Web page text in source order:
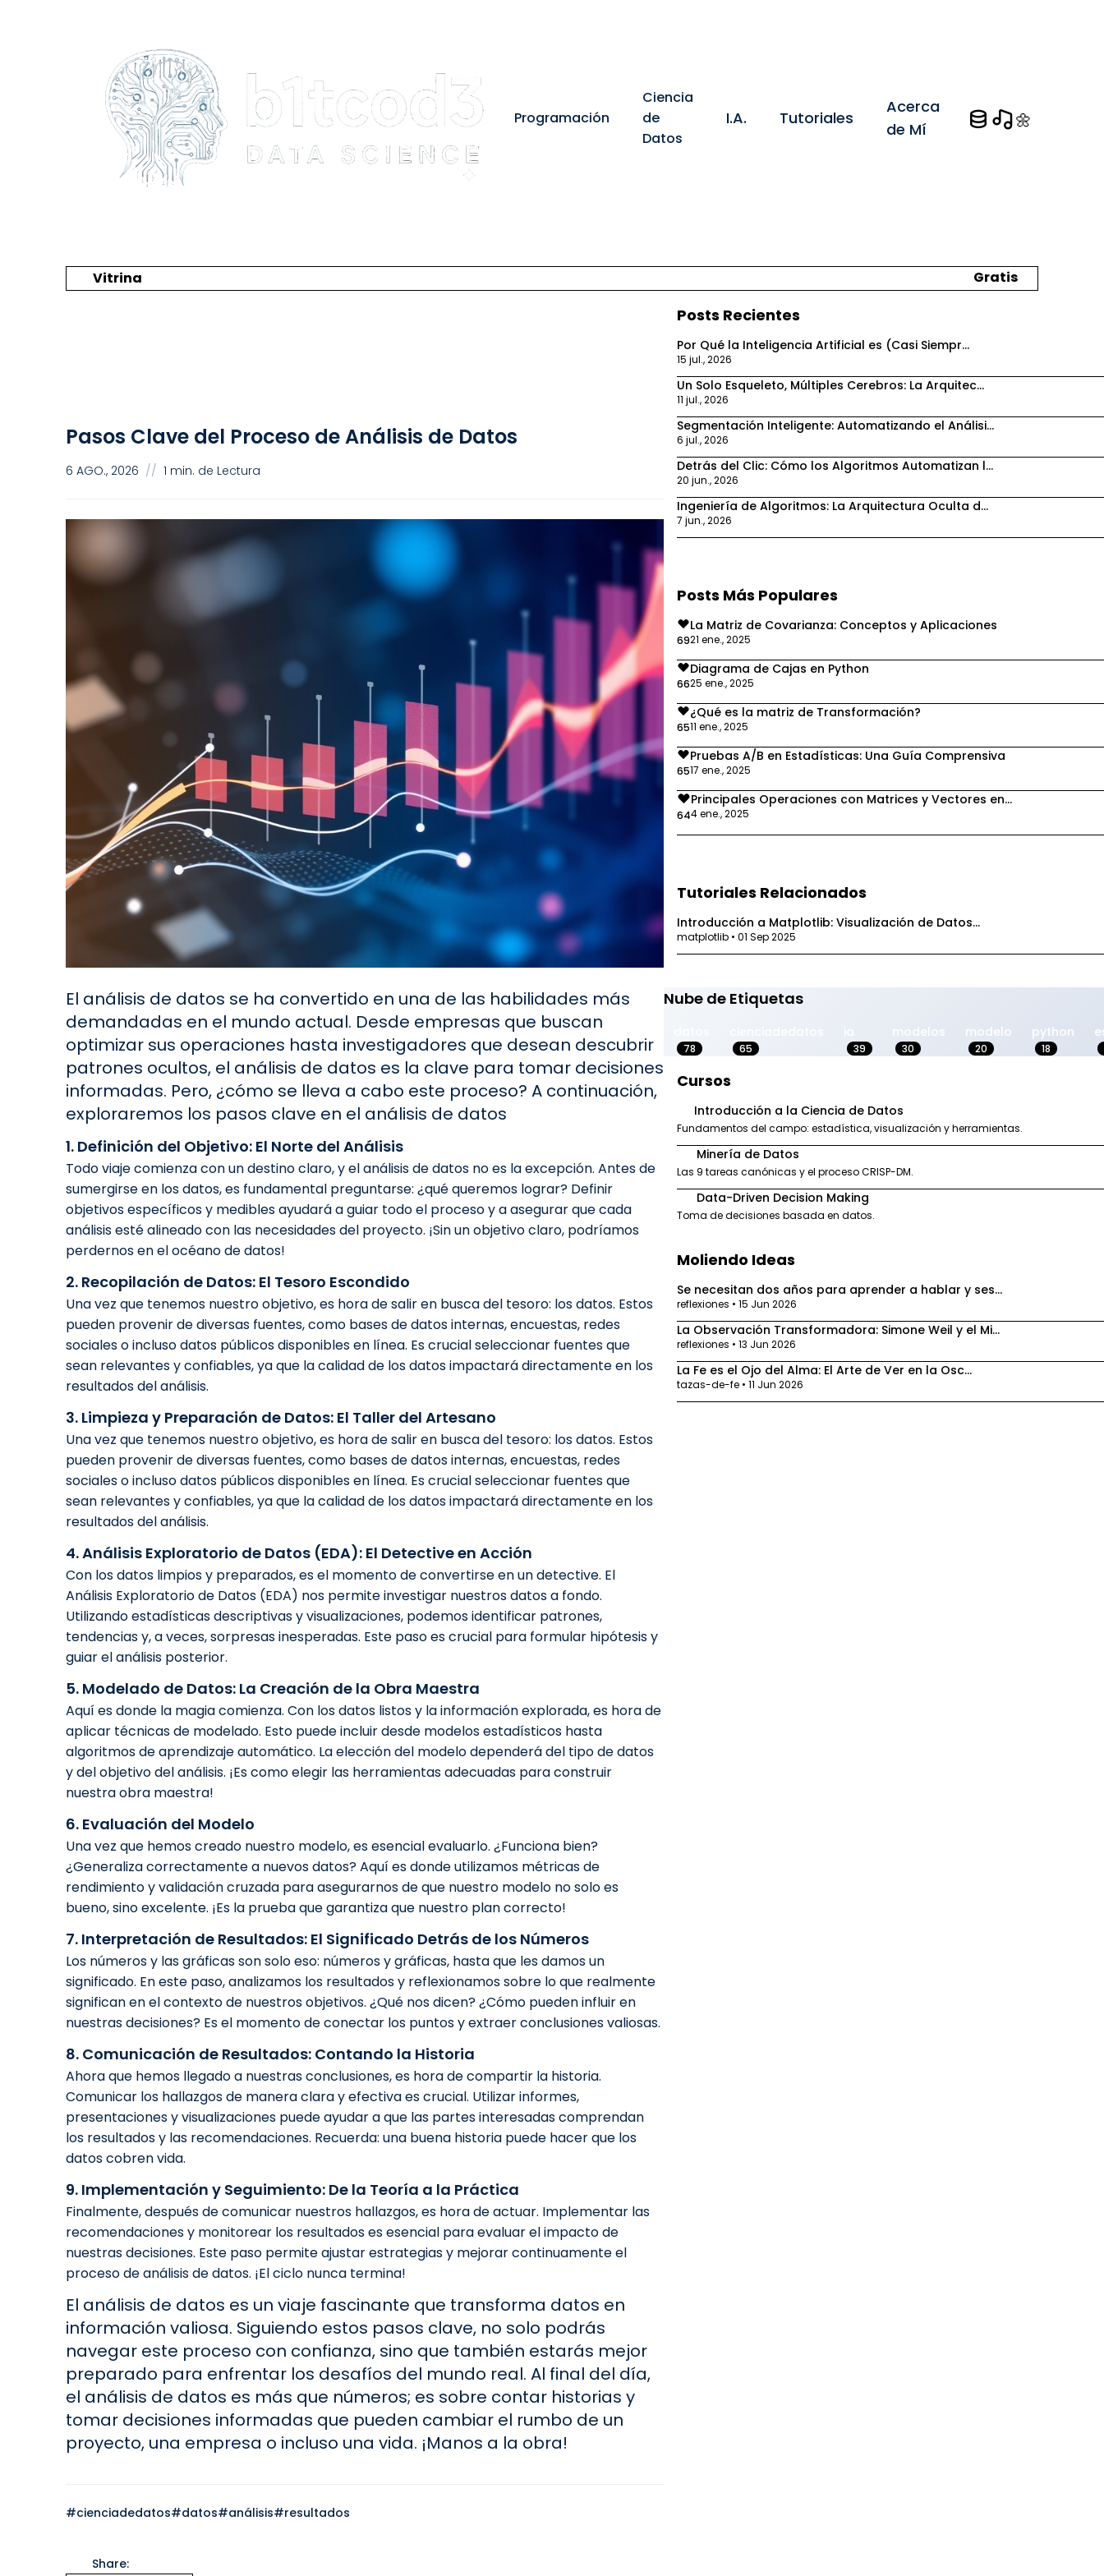
Programación
Ciencia
de
Datos
I.A. Tutoriales
Acerca
de Mí
🌼
Vitrina Gratis
Pasos Clave del Proceso de Análisis de Datos
6 AGO., 2026 // 1 min. de Lectura
El análisis de datos se ha convertido en una de las habilidades más
demandadas en el mundo actual. Desde empresas que buscan
optimizar sus operaciones hasta investigadores que desean descubrir
patrones ocultos, el análisis de datos es la clave para tomar decisiones
informadas. Pero, ¿cómo se lleva a cabo este proceso? A continuación,
exploraremos los pasos clave en el análisis de datos
1. Definición del Objetivo: El Norte del Análisis
Todo viaje comienza con un destino claro, y el análisis de datos no es la excepción. Antes de
sumergirse en los datos, es fundamental preguntarse: ¿qué queremos lograr? Definir
objetivos específicos y medibles ayudará a guiar todo el proceso y a asegurar que cada
análisis esté alineado con las necesidades del proyecto. ¡Sin un objetivo claro, podríamos
perdernos en el océano de datos!
2. Recopilación de Datos: El Tesoro Escondido
Una vez que tenemos nuestro objetivo, es hora de salir en busca del tesoro: los datos. Estos
pueden provenir de diversas fuentes, como bases de datos internas, encuestas, redes
sociales o incluso datos públicos disponibles en línea. Es crucial seleccionar fuentes que
sean relevantes y confiables, ya que la calidad de los datos impactará directamente en los
resultados del análisis.
3. Limpieza y Preparación de Datos: El Taller del Artesano
Una vez que tenemos nuestro objetivo, es hora de salir en busca del tesoro: los datos. Estos
pueden provenir de diversas fuentes, como bases de datos internas, encuestas, redes
sociales o incluso datos públicos disponibles en línea. Es crucial seleccionar fuentes que
sean relevantes y confiables, ya que la calidad de los datos impactará directamente en los
resultados del análisis.
4. Análisis Exploratorio de Datos (EDA): El Detective en Acción
Con los datos limpios y preparados, es el momento de convertirse en un detective. El
Análisis Exploratorio de Datos (EDA) nos permite investigar nuestros datos a fondo.
Utilizando estadísticas descriptivas y visualizaciones, podemos identificar patrones,
tendencias y, a veces, sorpresas inesperadas. Este paso es crucial para formular hipótesis y
guiar el análisis posterior.
5. Modelado de Datos: La Creación de la Obra Maestra
Aquí es donde la magia comienza. Con los datos listos y la información explorada, es hora de
aplicar técnicas de modelado. Esto puede incluir desde modelos estadísticos hasta
algoritmos de aprendizaje automático. La elección del modelo dependerá del tipo de datos
y del objetivo del análisis. ¡Es como elegir las herramientas adecuadas para construir
nuestra obra maestra!
6. Evaluación del Modelo
Una vez que hemos creado nuestro modelo, es esencial evaluarlo. ¿Funciona bien?
¿Generaliza correctamente a nuevos datos? Aquí es donde utilizamos métricas de
rendimiento y validación cruzada para asegurarnos de que nuestro modelo no solo es
bueno, sino excelente. ¡Es la prueba que garantiza que nuestro plan correcto!
7. Interpretación de Resultados: El Significado Detrás de los Números
Los números y las gráficas son solo eso: números y gráficas, hasta que les damos un
significado. En este paso, analizamos los resultados y reflexionamos sobre lo que realmente
significan en el contexto de nuestros objetivos. ¿Qué nos dicen? ¿Cómo pueden influir en
nuestras decisiones? Es el momento de conectar los puntos y extraer conclusiones valiosas.
8. Comunicación de Resultados: Contando la Historia
Ahora que hemos llegado a nuestras conclusiones, es hora de compartir la historia.
Comunicar los hallazgos de manera clara y efectiva es crucial. Utilizar informes,
presentaciones y visualizaciones puede ayudar a que las partes interesadas comprendan
los resultados y las recomendaciones. Recuerda: una buena historia puede hacer que los
datos cobren vida.
9. Implementación y Seguimiento: De la Teoría a la Práctica
Finalmente, después de comunicar nuestros hallazgos, es hora de actuar. Implementar las
recomendaciones y monitorear los resultados es esencial para evaluar el impacto de
nuestras decisiones. Este paso permite ajustar estrategias y mejorar continuamente el
proceso de análisis de datos. ¡El ciclo nunca termina!
El análisis de datos es un viaje fascinante que transforma datos en
información valiosa. Siguiendo estos pasos clave, no solo podrás
navegar este proceso con confianza, sino que también estarás mejor
preparado para enfrentar los desafíos del mundo real. Al final del día,
el análisis de datos es más que números; es sobre contar historias y
tomar decisiones informadas que pueden cambiar el rumbo de un
proyecto, una empresa o incluso una vida. ¡Manos a la obra!
#cienciadedatos#datos#análisis#resultados
Share:
Posts Recientes
Por Qué la Inteligencia Artificial es (Casi Siempr...
15 jul., 2026
Un Solo Esqueleto, Múltiples Cerebros: La Arquitec...
11 jul., 2026
Segmentación Inteligente: Automatizando el Análisi...
6 jul., 2026
Detrás del Clic: Cómo los Algoritmos Automatizan l...
20 jun., 2026
Ingeniería de Algoritmos: La Arquitectura Oculta d...
7 jun., 2026
Posts Más Populares
69
La Matriz de Covarianza: Conceptos y Aplicaciones
21 ene., 2025
66
Diagrama de Cajas en Python
25 ene., 2025
65
¿Qué es la matriz de Transformación?
11 ene., 2025
65
Pruebas A/B en Estadísticas: Una Guía Comprensiva
17 ene., 2025
64
Principales Operaciones con Matrices y Vectores en...
4 ene., 2025
Tutoriales Relacionados
Introducción a Matplotlib: Visualización de Datos...
matplotlib • 01 Sep 2025
Nube de Etiquetas
78 65 39
modelos
30
modelo
20
python
18
Cursos
Introducción a la Ciencia de Datos
Fundamentos del campo: estadística, visualización y herramientas.
Minería de Datos
Las 9 tareas canónicas y el proceso CRISP-DM.
Data-Driven Decision Making
Toma de decisiones basada en datos.
Moliendo Ideas
Se necesitan dos años para aprender a hablar y ses...
reflexiones • 15 Jun 2026
La Observación Transformadora: Simone Weil y el Mi...
reflexiones • 13 Jun 2026
La Fe es el Ojo del Alma: El Arte de Ver en la Osc...
tazas-de-fe • 11 Jun 2026